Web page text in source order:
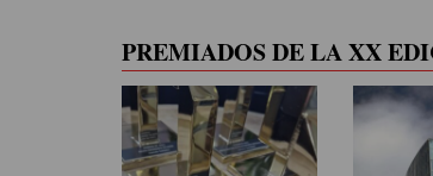
PREMIADOS DE LA XX